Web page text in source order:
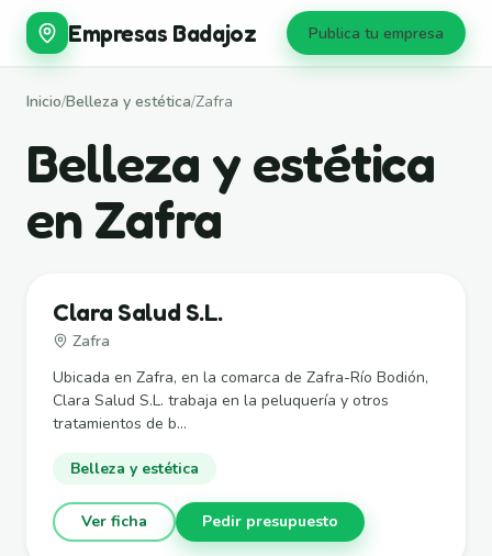
Empresas Badajoz Publica tu empresa
Inicio/Belleza y estética/Zafra
Belleza y estética
en Zafra
Clara Salud S.L.
Zafra
Ubicada en Zafra, en la comarca de Zafra-Río Bodión,
Clara Salud S.L. trabaja en la peluquería y otros
tratamientos de b...
Belleza y estética
Ver ficha Pedir presupuesto